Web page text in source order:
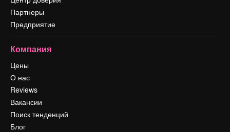
Партнеры
Предприятие
Компания
Цены
О нас
Reviews
Вакансии
Поиск тенденций
Блог